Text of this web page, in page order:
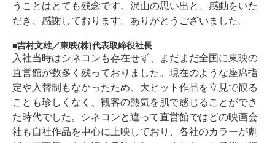
うことはとても残念です。沢山の思い出と、感動をいた
だき、感謝しております。ありがとうございました。
吉村文雄／東映(株)代表取締役社長
入社当時はシネコンも存在せず、まだまだ全国に東映の
直営館が数多く残っておりました。現在のような座席指
定や入替制もなかったため、大ヒット作品を立見で観る
ことも珍しくなく、観客の熱気を肌で感じることができ
た時代でした。シネコンと違って直営館ではどの映画会
社も自社作品を中心に上映しており、各社のカラーが劇